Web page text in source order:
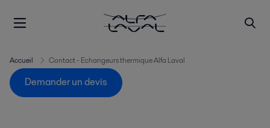
Accueil Contact - Echangeurs thermique Alfa Laval
Demander un devis